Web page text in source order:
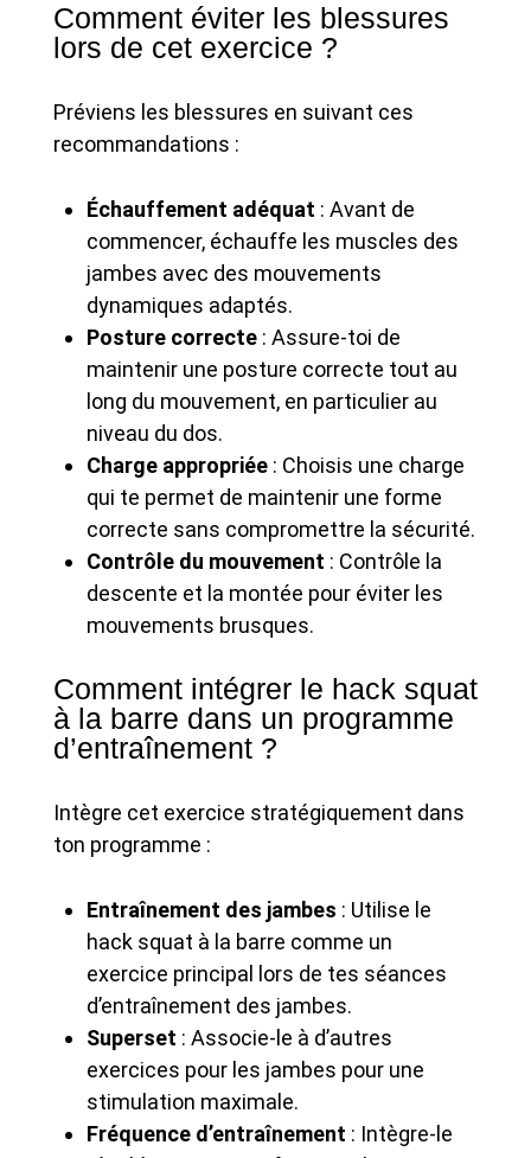
Comment éviter les blessures
lors de cet exercice ?
Préviens les blessures en suivant ces
recommandations :
Échauffement adéquat : Avant de
commencer, échauffe les muscles des
jambes avec des mouvements
dynamiques adaptés.
Posture correcte : Assure-toi de
maintenir une posture correcte tout au
long du mouvement, en particulier au
niveau du dos.
Charge appropriée : Choisis une charge
qui te permet de maintenir une forme
correcte sans compromettre la sécurité.
Contrôle du mouvement : Contrôle la
descente et la montée pour éviter les
mouvements brusques.
Comment intégrer le hack squat
à la barre dans un programme
d’entraînement ?
Intègre cet exercice stratégiquement dans
ton programme :
Entraînement des jambes : Utilise le
hack squat à la barre comme un
exercice principal lors de tes séances
d’entraînement des jambes.
Superset : Associe-le à d’autres
exercices pour les jambes pour une
stimulation maximale.
Fréquence d’entraînement : Intègre-le